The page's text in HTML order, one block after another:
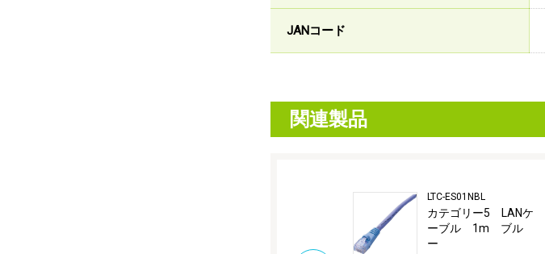
JANコード
関連製品
LTC-ES01NBL
カテゴリー5 LANケ
ーブル 1m ブル
ー